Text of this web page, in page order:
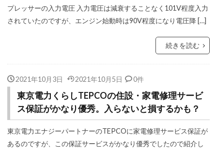
プレッサーの入力電圧 入力電圧は減衰することなく101V程度入力
されていたのですが、エンジン始動時は90V程度になり電圧降 […]
続きを読む
2021年10月3日 2021年10月5日 0件
東京電力くらしTEPCOの住設・家電修理サービ
ス保証がかなり優秀。入らないと損するかも？
東京電力エナジーパートナーのTEPCOに家電修理サービス保証が
あるのですが、この保証サービスがかなり優秀でしたので紹介し